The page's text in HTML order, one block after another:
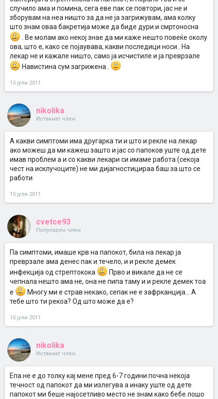
случило ама и помина, сега еве пак се повтори, јас не и
зборувам на неа ништо за да не ја загрижувам, ама колку
што знам оваа бакретија може да биде дури и смртоносна
. Ве молам ако некој знае да ми каже нешто повеќе околу
ова, што е, како се појаувава, какви последици носи.. На
лекар не и кажале ништо, само ја исчистиле и ја преврзале
Навистина сум загрижена..
15 јули 2011
nikolika
Истакнат член
А какви симптоми има другарка ти и што и рекле на лекар
ако можеш да ми кажеш зашто и јас со папоков уште од дете
имав проблем а и со какви лекари си имаме работа (секоја
чест на исклучоците) не ми дијагностицираа баш за што се
работи
15 јули 2011
cvetce93
Популарен член
Па симптоми, имаше крв на папокот, била на лекар ја
преврзале ама денес пак и течело, и и рекле демек
инфекција од стрептокока
Прво и викале да не се
чепнала нешто ама не, она не пипа таму и и рекле демек тоа
е
Многу ми е страв некако, сепак не е зафрканција... А
тебе што ти рекоа? Од што може да е?
15 јули 2011
nikolika
Истакнат член
Eпа не е до толку кај мене пред 6-7 години почна некоја
течност од папокот да ми излегува а инаку уште од дете
папокот ми беше најосетливо место не знам како бебе лошо